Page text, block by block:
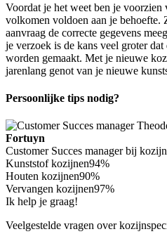
Voordat je het weet ben je
volkomen voldoen aan je behoefte.
aanvraag de correcte gegevens
je verzoek is de kans veel groter
worden gemaakt. Met je nieuwe
jarenlang genot van je nieuwe
Persoonlijke tips nodig?
Fortuyn
Customer Succes manager bij
Kunststof kozijnen94%
Houten kozijnen90%
Vervangen kozijnen97%
Ik help je graag!
Veelgestelde vragen over